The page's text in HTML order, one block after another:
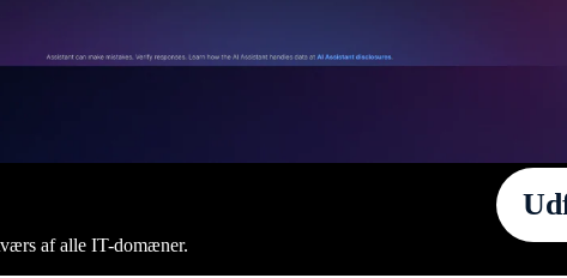
af alle IT-domæner.